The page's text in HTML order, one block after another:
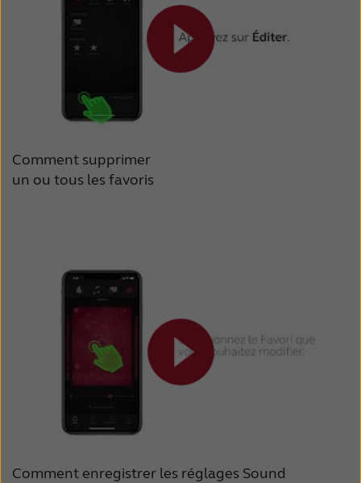
Comment supprimer
un ou tous les favoris
Comment enregistrer les réglages Sound